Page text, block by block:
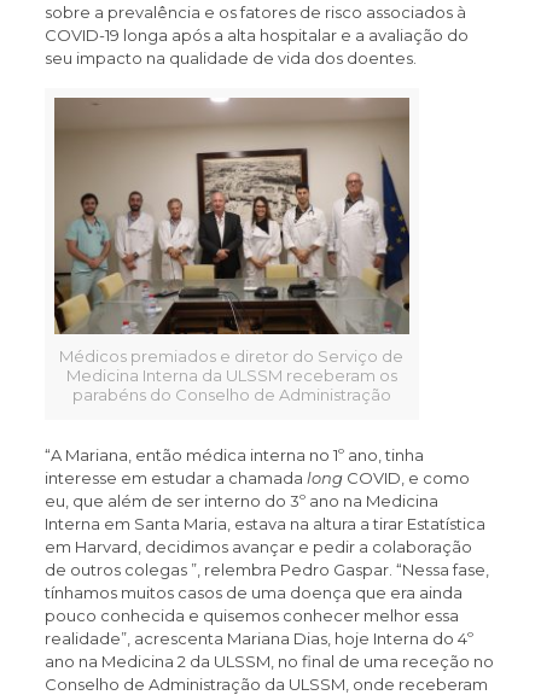
sobre a prevalência e os fatores de risco associados à
COVID-19 longa após a alta hospitalar e a avaliação do
seu impacto na qualidade de vida dos doentes.
Médicos premiados e diretor do Serviço de
Medicina Interna da ULSSM receberam os
parabéns do Conselho de Administração
“A Mariana, então médica interna no 1º ano, tinha
interesse em estudar a chamada longCOVID, e como
eu, que além de ser interno do 3º ano na Medicina
Interna em Santa Maria, estava na altura a tirar Estatística
em Harvard, decidimos avançar e pedir a colaboração
de outros colegas ”, relembra Pedro Gaspar. “Nessa fase,
tínhamos muitos casos de uma doença que era ainda
pouco conhecida e quisemos conhecer melhor essa
realidade”, acrescenta Mariana Dias, hoje Interna do 4º
ano na Medicina 2 da ULSSM, no final de uma receção no
Conselho de Administração da ULSSM, onde receberam